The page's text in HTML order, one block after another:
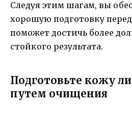
Следуя этим шагам, вы
хорошую подготовку
поможет достичь более
стойкого результата.
Подготовьте кожу
путем очищения